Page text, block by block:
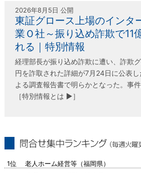
2026年8月5日 公開
東証グロース上場のインタ
業Ｏ社～振り込め詐欺で11
れる｜特別情報
経理部長が振り込め詐欺に遭い、詐欺
円を詐取された詳細が7月24日に公表
よる調査報告書で明らかとなった。事
［特別情報とは ▶］
1位 老人ホーム経営等（福岡県）